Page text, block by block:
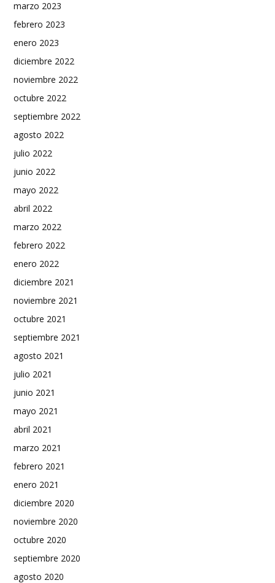
marzo 2023
febrero 2023
enero 2023
diciembre 2022
noviembre 2022
octubre 2022
septiembre 2022
agosto 2022
julio 2022
junio 2022
mayo 2022
abril 2022
marzo 2022
febrero 2022
enero 2022
diciembre 2021
noviembre 2021
octubre 2021
septiembre 2021
agosto 2021
julio 2021
junio 2021
mayo 2021
abril 2021
marzo 2021
febrero 2021
enero 2021
diciembre 2020
noviembre 2020
octubre 2020
septiembre 2020
agosto 2020